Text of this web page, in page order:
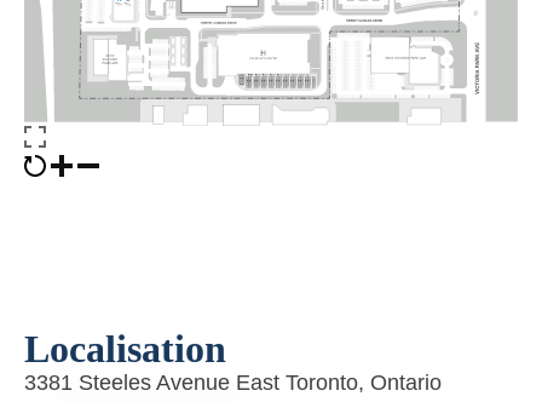
Localisation
3381 Steeles Avenue East Toronto, Ontario